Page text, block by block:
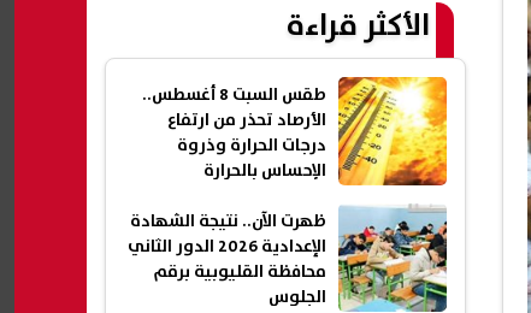
الأكثر قراءة
طقس السبت 8 أغسطس..
الأرصاد تحذر من ارتفاع
درجات الحرارة وذروة
الإحساس بالحرارة
ظهرت الآن.. نتيجة الشهادة
الإعدادية 2026 الدور الثاني
محافظة القليوبية برقم
الجلوس